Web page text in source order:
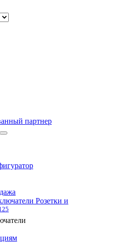
партнер
Розетки и